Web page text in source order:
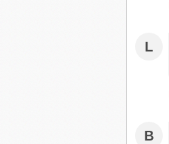
L
B